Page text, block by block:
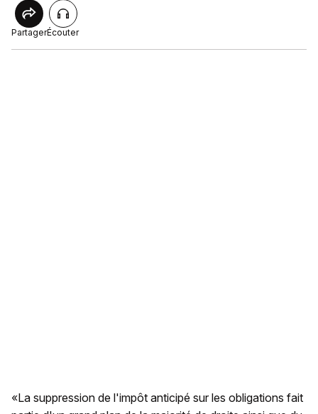
PartagerÉcouter
«La suppression de l'impôt anticipé sur les obligations fait